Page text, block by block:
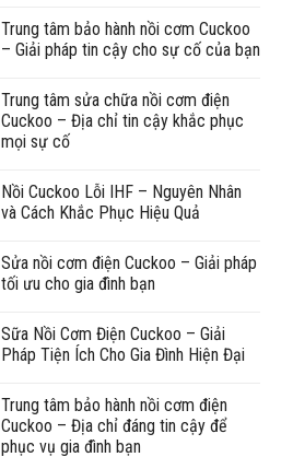
Trung tâm bảo hành nồi cơm Cuckoo
– Giải pháp tin cậy cho sự cố của bạn
Trung tâm sửa chữa nồi cơm điện
Cuckoo – Địa chỉ tin cậy khắc phục
mọi sự cố
Nồi Cuckoo Lỗi IHF – Nguyên Nhân
và Cách Khắc Phục Hiệu Quả
Sửa nồi cơm điện Cuckoo – Giải pháp
tối ưu cho gia đình bạn
Sữa Nồi Cơm Điện Cuckoo – Giải
Pháp Tiện Ích Cho Gia Đình Hiện Đại
Trung tâm bảo hành nồi cơm điện
Cuckoo – Địa chỉ đáng tin cậy để
phục vụ gia đình bạn